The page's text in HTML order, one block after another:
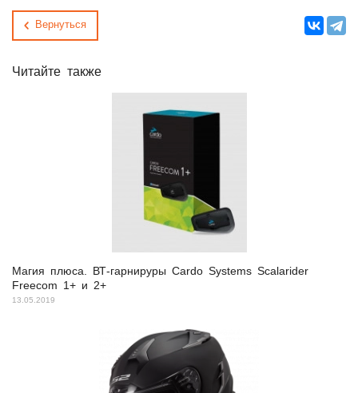
Вернуться
Читайте также
Магия плюса. ВТ-гарнируры Cardo Systems Scalarider
Freecom 1+ и 2+
13.05.2019